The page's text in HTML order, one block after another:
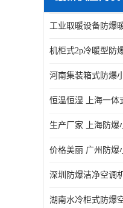
河南集装箱式防爆
恒温恒湿 上海一体
生产厂家 上海防爆
价格美丽 广州防爆
湖南水冷柜式防爆